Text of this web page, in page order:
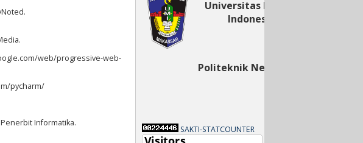
Universitas Muslim
Indonesia
Politeknik Negeri Bali
SAKTI-STATCOUNTER
web/progressive-web-
pycharm/
Informatika.